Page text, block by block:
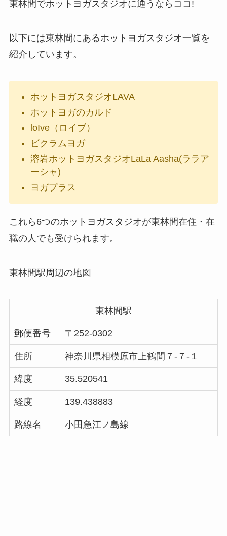
東林間でホットヨガスタジオに通うならココ!
以下には東林間にあるホットヨガスタジオ一覧を
紹介しています。
ホットヨガスタジオLAVA
ホットヨガのカルド
loIve（ロイブ）
ビクラムヨガ
溶岩ホットヨガスタジオLaLa Aasha(ララア
ーシャ)
ヨガプラス
これら6つのホットヨガスタジオが東林間在住・在
職の人でも受けられます。
東林間駅周辺の地図
東林間駅
郵便番号 〒252-0302
住所 神奈川県相模原市上鶴間７-７-１
緯度 35.520541
経度 139.438883
路線名 小田急江ノ島線